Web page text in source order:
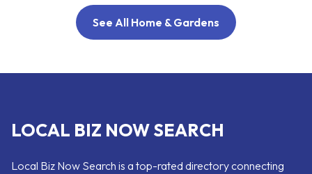
See All Home & Gardens
LOCAL BIZ NOW SEARCH
Local Biz Now Search is a top-rated directory connecting